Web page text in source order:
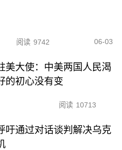
阅读 9742 06-03
美大使：中美两国人民渴
的初心没有变
阅读 10713
吁通过对话谈判解决乌克